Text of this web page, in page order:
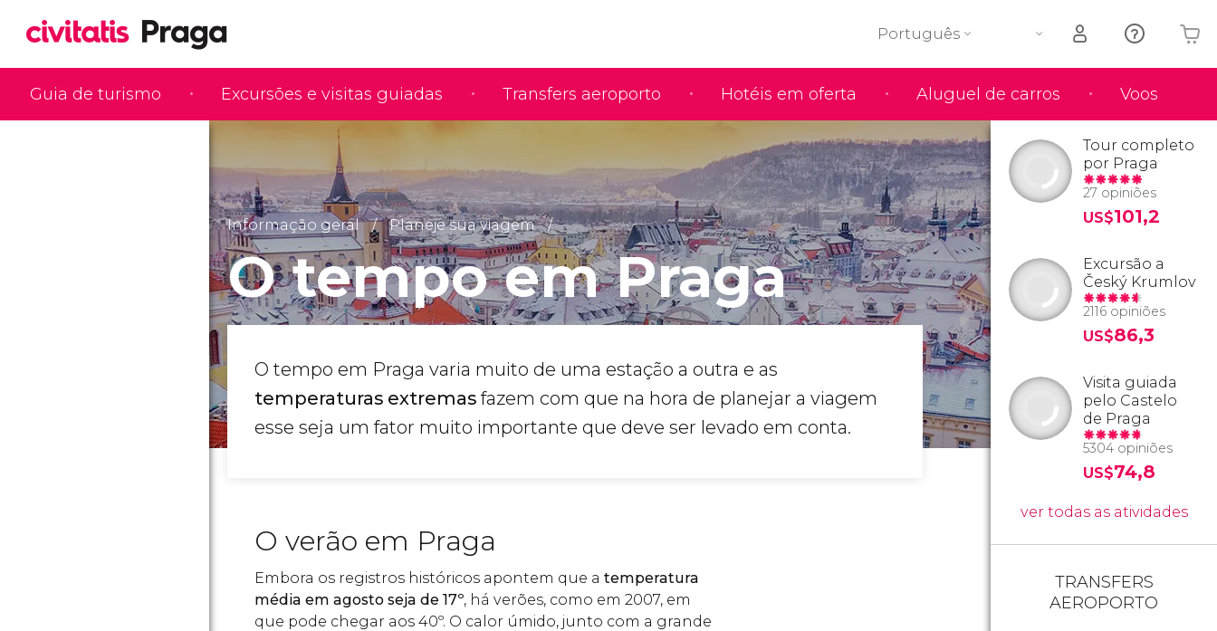
Guia de turismo Excursões e visitas guiadas Transfers aeroporto Hotéis em oferta Aluguel de carros Voos
Português
O seu carrinho está vazio
Informação geral Planeje sua viagem
O tempo em Praga
O tempo em Praga varia muito de uma estação a outra e as
temperaturas extremas fazem com que na hora de planejar a viagem
esse seja um fator muito importante que deve ser levado em conta.
O verão em Praga
Embora os registros históricos apontem que a temperatura
média em agosto seja de 17º, há verões, como em 2007, em
que pode chegar aos 40º. O calor úmido, junto com a grande
Tour completo
por Praga
27 opiniões
US$101,2
Excursão a
Český Krumlov
2116 opiniões
US$86,3
Visita guiada
pelo Castelo
de Praga
5304 opiniões
US$74,8
ver todas as atividades
TRANSFERS
AEROPORTO